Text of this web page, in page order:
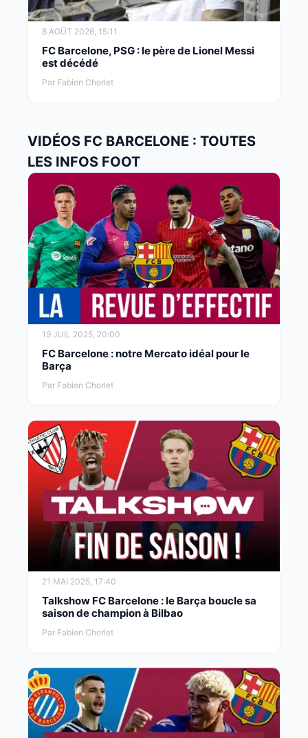
8 AOÛT 2026, 15:11
FC Barcelone, PSG : le père de Lionel Messi
est décédé
Par Fabien Chorlet
VIDÉOS FC BARCELONE : TOUTES
LES INFOS FOOT
19 JUIL 2025, 20:00
FC Barcelone : notre Mercato idéal pour le
Barça
Par Fabien Chorlet
21 MAI 2025, 17:40
Talkshow FC Barcelone : le Barça boucle sa
saison de champion à Bilbao
Par Fabien Chorlet